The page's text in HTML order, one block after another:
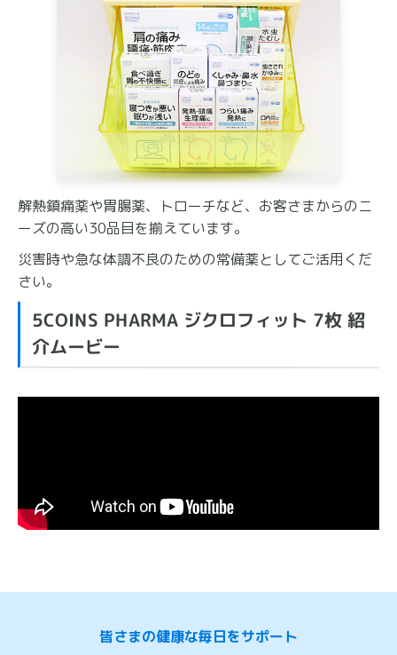
解熱鎮痛薬や胃腸薬、トローチなど、お客さまからのニ
ーズの高い30品目を揃えています。
災害時や急な体調不良のための常備薬としてご活用くだ
さい。
5COINS PHARMA ジクロフィット 7枚 紹
介ムービー
皆さまの健康な毎日をサポート